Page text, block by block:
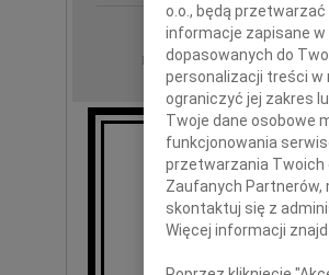
REGION: Wrocław
DATA EMISJI: 27.12.2018
Z
że w dniu
o.o., będą
informacje zapisane
dopasowanych do
personalizacji treści w
ograniczyć jej zakres
Twoje dane osobowe
funkcjonowania
przetwarzania Twoich
Zaufanych Partnerów,
skontaktuj się z
Więcej informacji